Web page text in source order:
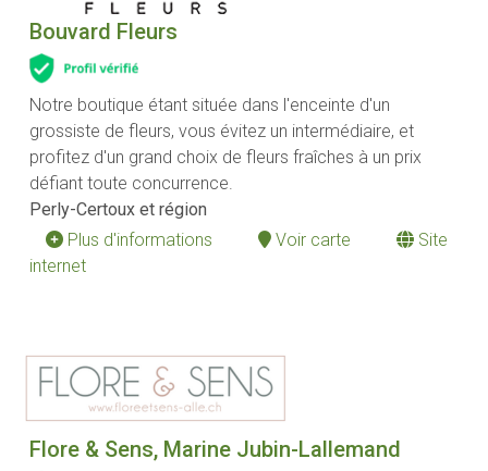
Bouvard Fleurs
Notre boutique étant située dans l'enceinte d'un
grossiste de fleurs, vous évitez un intermédiaire, et
profitez d'un grand choix de fleurs fraîches à un prix
défiant toute concurrence.
Perly-Certoux et région
Plus d'informations
Voir carte
Site
internet
Flore & Sens, Marine Jubin-Lallemand